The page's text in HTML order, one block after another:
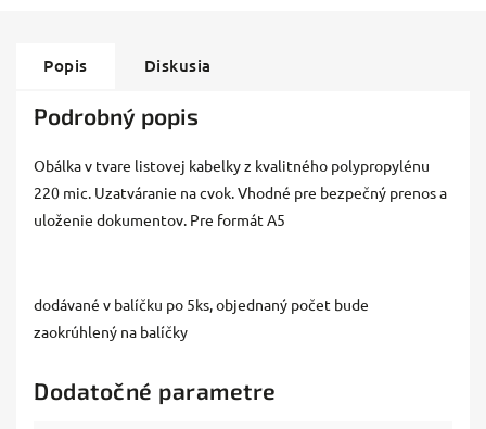
Popis Diskusia
Podrobný popis
Obálka v tvare listovej kabelky z kvalitného polypropylénu
220 mic. Uzatváranie na cvok. Vhodné pre bezpečný prenos a
uloženie dokumentov. Pre formát A5
dodávané v balíčku po 5ks, objednaný počet bude
zaokrúhlený na balíčky
Dodatočné parametre